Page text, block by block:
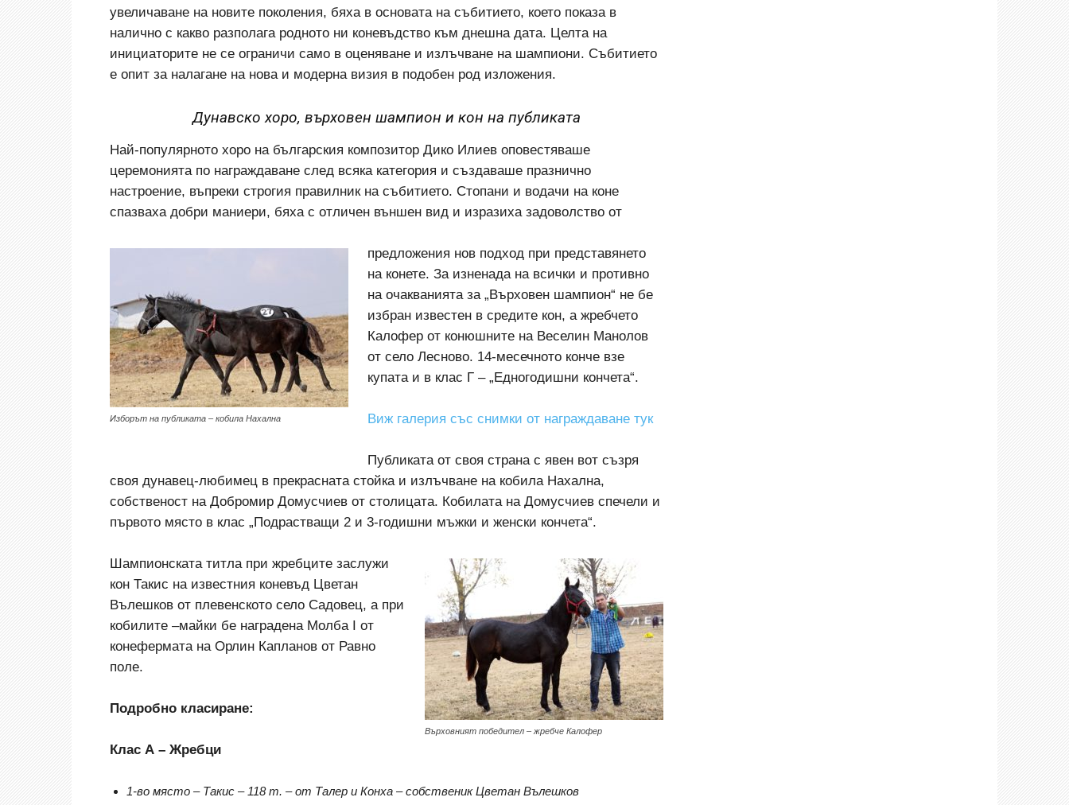
увеличаване на новите поколения, бяха в основата на събитието, което показа в
налично с какво разполага родното ни коневъдство към днешна дата. Целта на
инициаторите не се ограничи само в оценяване и излъчване на шампиони. Събитието
е опит за налагане на нова и модерна визия в подобен род изложения.
Дунавско хоро, върховен шампион и кон на публиката
Най-популярното хоро на българския композитор Дико Илиев оповестяваше
церемонията по награждаване след всяка категория и създаваше празнично
настроение, въпреки строгия правилник на събитието. Стопани и водачи на коне
спазваха добри маниери, бяха с отличен външен вид и изразиха задоволство от
Изборът на публиката – кобила Нахална
предложения нов подход при представянето
на конете. За изненада на всички и противно
на очакванията за „Върховен шампион“ не бе
избран известен в средите кон, а жребчето
Калофер от конюшните на Веселин Манолов
от село Лесново. 14-месечното конче взе
купата и в клас Г – „Едногодишни кончета“.
Виж галерия със снимки от награждаване тук
Публиката от своя страна с явен вот съзря
своя дунавец-любимец в прекрасната стойка и излъчване на кобила Нахална,
собственост на Добромир Домусчиев от столицата. Кобилата на Домусчиев спечели и
първото място в клас „Подрастващи 2 и 3-годишни мъжки и женски кончета“.
Върховният победител – жребче Калофер
Шампионската титла при жребците заслужи
кон Такис на известния коневъд Цветан
Вълешков от плевенското село Садовец, а при
кобилите –майки бе наградена Молба I от
конефермата на Орлин Капланов от Равно
поле.
Подробно класиране:
Клас А – Жребци
1-во място – Такис – 118 т. – от Талер и Конха – собственик Цветан Вълешков